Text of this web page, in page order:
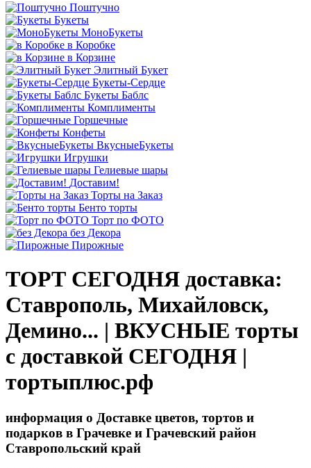
Поштучно
Букеты
МоноБукеты
в Коробке
в Корзине
Элитный Букет
Букеты-Сердце
Букеты Баблс
Комплименты
Горшечные
Конфеты
ВкусныеБукеты
Игрушки
Гелиевые шары
Доставим!
Торты на Заказ
Бенто торты
Торт по ФОТО
без Декора
Пирожные
ТОРТ СЕГОДНЯ доставка:
Ставрополь, Михайловск,
Демино... | ВКУСНЫЕ торты
с доставкой СЕГОДНЯ |
тортыплюс.рф
информация о Доставке цветов, тортов и
подарков в Грачевке и Грачевский район
Ставропольский край